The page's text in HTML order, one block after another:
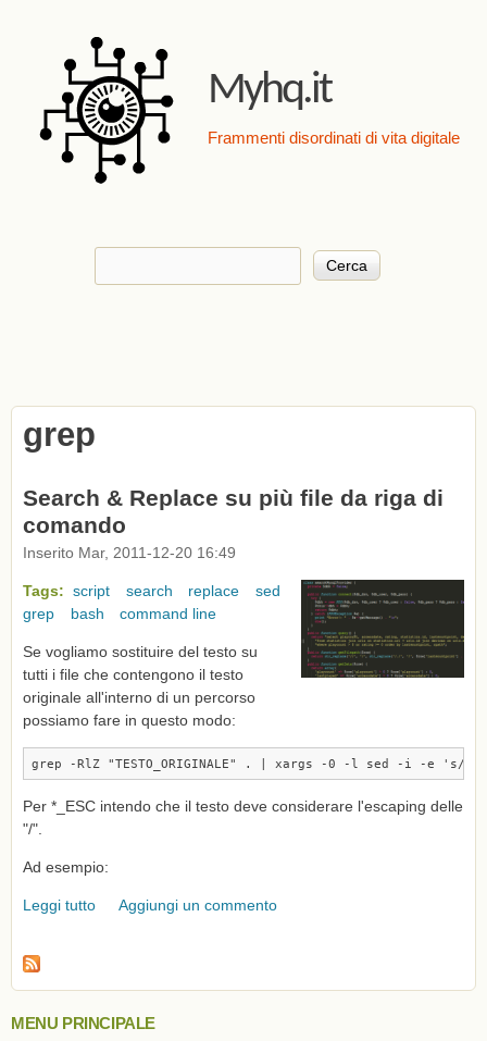
Myhq.it
Frammenti disordinati di vita digitale
Form di ricerca
grep
Search & Replace su più file da riga di
comando
Inserito Mar, 2011-12-20 16:49
Tags: script search replace
sed
grep
bash command line
Se vogliamo sostituire del testo su
tutti i file che contengono il testo
originale all'interno di un percorso
possiamo fare in questo modo:
grep -RlZ "TESTO_ORIGINALE" . | xargs -0 -l sed -i -e 's/
Per *_ESC intendo che il testo deve considerare l'escaping delle
"/".
Ad esempio:
Leggi tutto su Search & Replace su più file da riga di comando
Aggiungi un commento
MENU PRINCIPALE